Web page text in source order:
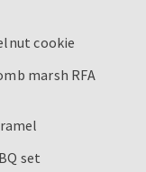
cookie
marsh RFA
set